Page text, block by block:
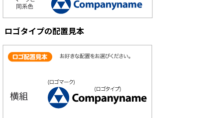
ロゴタイプの配置見本